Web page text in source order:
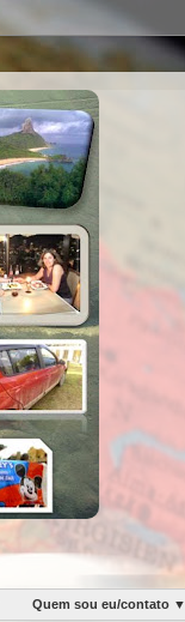
Quem sou eu/contato ▼